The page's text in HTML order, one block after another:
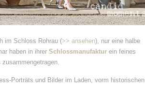
im Schloss Rohrau (>> ansehen), nur eine halbe
haben in ihrer Schlossmanufaktur ein feines
Porträts und Bilder im Laden, vorm historischen